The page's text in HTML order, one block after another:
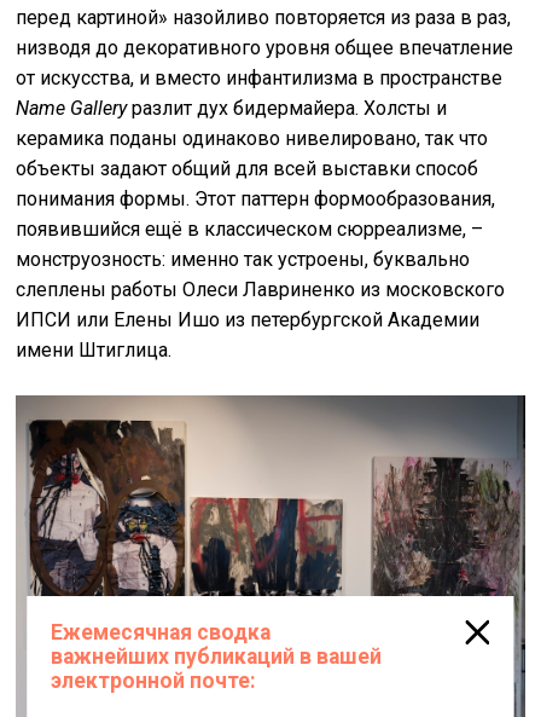
перед картиной» назойливо повторяется из раза в раз,
низводя до декоративного уровня общее впечатление
от искусства, и вместо инфантилизма в пространстве
Name Galleryразлит дух бидермайера. Холсты и
керамика поданы одинаково нивелировано, так что
объекты задают общий для всей выставки способ
понимания формы. Этот паттерн формообразования,
появившийся ещё в классическом сюрреализме, –
монструозность: именно так устроены, буквально
слеплены работы Олеси Лавриненко из московского
ИПСИ или Елены Ишо из петербургской Академии
имени Штиглица.